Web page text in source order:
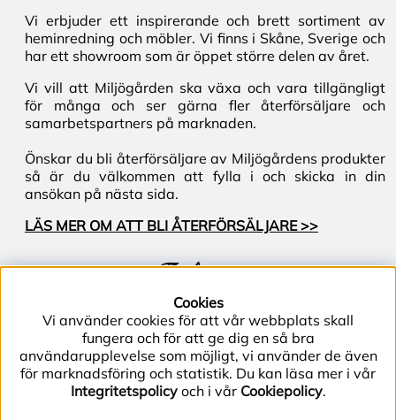
Vi erbjuder ett inspirerande och brett sortiment av
heminredning och möbler. Vi finns i Skåne, Sverige och
har ett showroom som är öppet större delen av året.
Vi vill att Miljögården ska växa och vara tillgängligt
för många och ser gärna fler återförsäljare och
samarbetspartners på marknaden.
Önskar du bli återförsäljare av Miljögårdens produkter
så är du välkommen att fylla i och skicka in din
ansökan på nästa sida.
LÄS MER OM ATT BLI ÅTERFÖRSÄLJARE >>
Följ oss
Cookies
Vi använder cookies för att vår webbplats skall
fungera och för att ge dig en så bra
användarupplevelse som möjligt, vi använder de även
för marknadsföring och statistik. Du kan läsa mer i vår
Integritetspolicyoch i vår Cookiepolicy.